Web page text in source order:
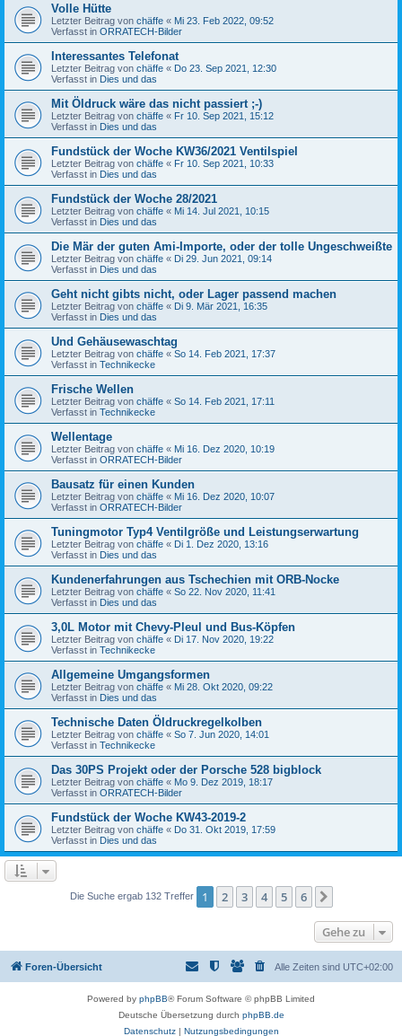
Volle Hütte
Letzter Beitrag von chäffe « Mi 23. Feb 2022, 09:52
Verfasst in ORRATECH-Bilder
Interessantes Telefonat
Letzter Beitrag von chäffe « Do 23. Sep 2021, 12:30
Verfasst in Dies und das
Mit Öldruck wäre das nicht passiert ;-)
Letzter Beitrag von chäffe « Fr 10. Sep 2021, 15:12
Verfasst in Dies und das
Fundstück der Woche KW36/2021 Ventilspiel
Letzter Beitrag von chäffe « Fr 10. Sep 2021, 10:33
Verfasst in Dies und das
Fundstück der Woche 28/2021
Letzter Beitrag von chäffe « Mi 14. Jul 2021, 10:15
Verfasst in Dies und das
Die Mär der guten Ami-Importe, oder der tolle Ungeschweißte
Letzter Beitrag von chäffe « Di 29. Jun 2021, 09:14
Verfasst in Dies und das
Geht nicht gibts nicht, oder Lager passend machen
Letzter Beitrag von chäffe « Di 9. Mär 2021, 16:35
Verfasst in Dies und das
Und Gehäusewaschtag
Letzter Beitrag von chäffe « So 14. Feb 2021, 17:37
Verfasst in Technikecke
Frische Wellen
Letzter Beitrag von chäffe « So 14. Feb 2021, 17:11
Verfasst in Technikecke
Wellentage
Letzter Beitrag von chäffe « Mi 16. Dez 2020, 10:19
Verfasst in ORRATECH-Bilder
Bausatz für einen Kunden
Letzter Beitrag von chäffe « Mi 16. Dez 2020, 10:07
Verfasst in ORRATECH-Bilder
Tuningmotor Typ4 Ventilgröße und Leistungserwartung
Letzter Beitrag von chäffe « Di 1. Dez 2020, 13:16
Verfasst in Dies und das
Kundenerfahrungen aus Tschechien mit ORB-Nocke
Letzter Beitrag von chäffe « So 22. Nov 2020, 11:41
Verfasst in Dies und das
3,0L Motor mit Chevy-Pleul und Bus-Köpfen
Letzter Beitrag von chäffe « Di 17. Nov 2020, 19:22
Verfasst in Technikecke
Allgemeine Umgangsformen
Letzter Beitrag von chäffe « Mi 28. Okt 2020, 09:22
Verfasst in Dies und das
Technische Daten Öldruckregelkolben
Letzter Beitrag von chäffe « So 7. Jun 2020, 14:01
Verfasst in Technikecke
Das 30PS Projekt oder der Porsche 528 bigblock
Letzter Beitrag von chäffe « Mo 9. Dez 2019, 18:17
Verfasst in ORRATECH-Bilder
Fundstück der Woche KW43-2019-2
Letzter Beitrag von chäffe « Do 31. Okt 2019, 17:59
Verfasst in Dies und das
Die Suche ergab 132 Treffer 1 2 3 4 5 6
Gehe zu
Foren-Übersicht Alle Zeiten sind UTC+02:00
Powered by phpBB® Forum Software © phpBB Limited
Deutsche Übersetzung durch phpBB.de
Datenschutz| Nutzungsbedingungen